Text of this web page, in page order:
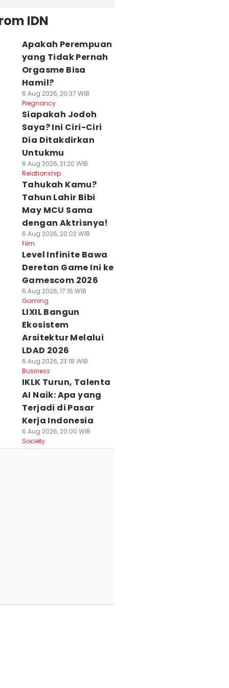
IDN
Apakah Perempuan
yang Tidak Pernah
Orgasme Bisa
Hamil?
6 Aug 2026, 20:37 WIB
Pregnancy
Siapakah Jodoh
Saya? Ini Ciri-Ciri
Dia Ditakdirkan
Untukmu
6 Aug 2026, 21:20 WIB
Relationship
Tahukah Kamu?
Tahun Lahir Bibi
May MCU Sama
dengan Aktrisnya!
6 Aug 2026, 20:02 WIB
Film
Level Infinite Bawa
Deretan Game Ini ke
Gamescom 2026
6 Aug 2026, 17:15 WIB
Gaming
LIXIL Bangun
Ekosistem
Arsitektur Melalui
LDAD 2026
6 Aug 2026, 23:18 WIB
Business
IKLK Turun, Talenta
AI Naik: Apa yang
Terjadi di Pasar
Kerja Indonesia
6 Aug 2026, 20:00 WIB
Society